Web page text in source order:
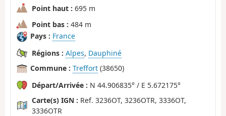
Point haut : 695 m
Point bas : 484 m
Pays : France
Régions : Alpes, Dauphiné
Commune : Treffort (38650)
Départ/Arrivée : N 44.906835° / E 5.672175°
Carte(s) IGN : Ref. 3236OT, 3236OTR, 3336OT,
3336OTR